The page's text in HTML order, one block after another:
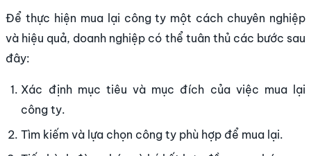
Để thực hiện mua lại công ty một cách chuyên nghiệp
và hiệu quả, doanh nghiệp có thể tuân thủ các bước sau
đây:
Xác định mục tiêu và mục đích của việc mua lại
công ty.
Tìm kiếm và lựa chọn công ty phù hợp để mua lại.